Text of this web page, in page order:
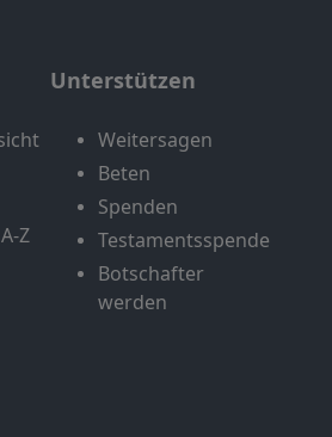
Z
Unterstützen
Weitersagen
Beten
Spenden
Testamentsspende
Botschafter
werden